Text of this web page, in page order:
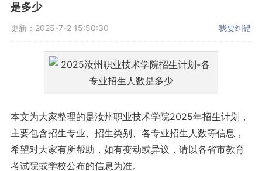
是多少
更新：2025-7-2 15:50:30 我要纠错
本文为大家整理的是汝州职业技术学院2025年招生计划，
主要包含招生专业、招生类别、各专业招生人数等信息，
希望对大家有所帮助，如有变动或异议，请以各省市教育
考试院或学校公布的信息为准。